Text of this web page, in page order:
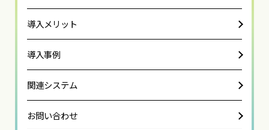
導入メリット
導入事例
関連システム
お問い合わせ